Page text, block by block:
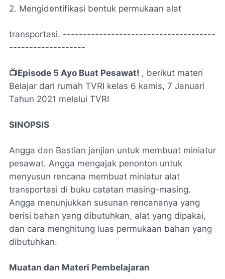
2. Mengidentifikasi bentuk permukaan alat
transportasi. --------------------------------------
-------------------
📺Episode 5 Ayo Buat Pesawat! , berikut materi
Belajar dari rumah TVRI kelas 6 kamis, 7 Januari
Tahun 2021 melalui TVRI
SINOPSIS
Angga dan Bastian janjian untuk membuat miniatur
pesawat. Angga mengajak penonton untuk
menyusun rencana membuat miniatur alat
transportasi di buku catatan masing-masing.
Angga menunjukkan susunan rencananya yang
berisi bahan yang dibutuhkan, alat yang dipakai,
dan cara menghitung luas permukaan bahan yang
dibutuhkan.
Muatan dan Materi Pembelajaran